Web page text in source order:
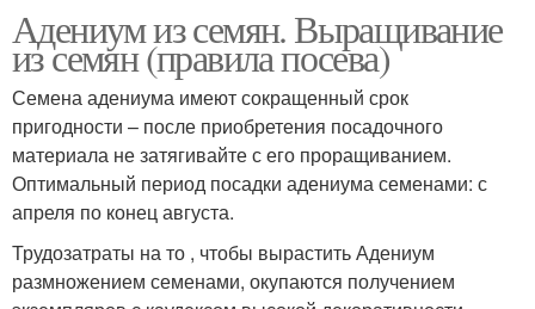
Адениум из семян. Выращивание
из семян (правила посева)
Семена адениума имеют сокращенный срок
пригодности – после приобретения посадочного
материала не затягивайте с его проращиванием.
Оптимальный период посадки адениума семенами: с
апреля по конец августа.
Трудозатраты на то , чтобы вырастить Адениум
размножением семенами, окупаются получением